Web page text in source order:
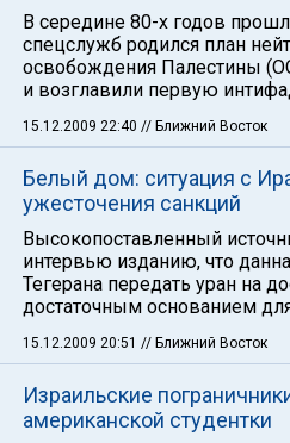
В середине 80-х годов
спецслужб родился план
освобождения Палестины
и возглавили первую
15.12.2009 22:40 // Ближний Восток
Белый дом: ситуация с
ужесточения санкций
Высокопоставленный
интервью изданию, что
Тегерана передать уран на
достаточным основанием
15.12.2009 20:51 // Ближний Восток
Израильские
американской студентки